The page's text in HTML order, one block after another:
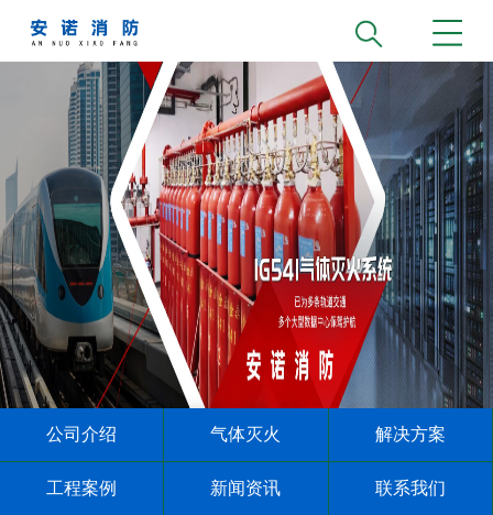
公司介绍 气体灭火 解决方案
工程案例 新闻资讯 联系我们